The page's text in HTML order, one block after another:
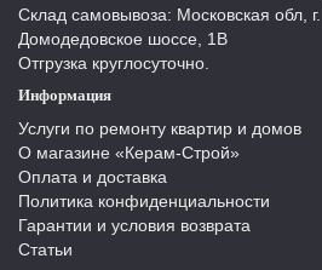
Склад самовывоза: Московская обл,
Домодедовское шоссе, 1В
Отгрузка круглосуточно.
Информация
Услуги по ремонту квартир и домов
О магазине «Керам-Строй»
Оплата и доставка
Политика конфиденциальности
Гарантии и условия возврата
Статьи